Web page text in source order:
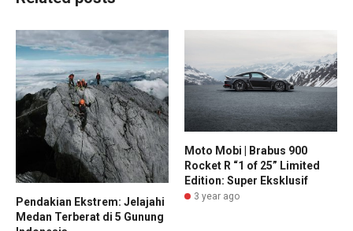
Pendakian Ekstrem: Jelajahi
Medan Terberat di 5 Gunung
Moto Mobi | Brabus 900
Rocket R “1 of 25” Limited
Edition: Super Eksklusif
3 year ago